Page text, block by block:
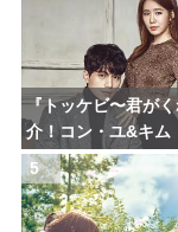
『トッケビ〜君が
介！コン・ユ&キム
5